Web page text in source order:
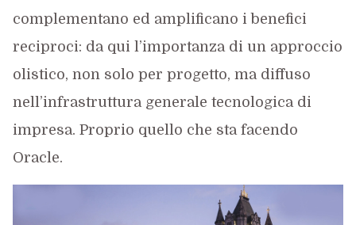
complementano ed amplificano i benefici
reciproci: da qui l’importanza di un approccio
olistico, non solo per progetto, ma diffuso
nell’infrastruttura generale tecnologica di
impresa. Proprio quello che sta facendo
Oracle.